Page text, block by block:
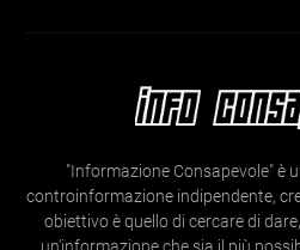
"Informazione Consapevole" è
controinformazione indipendente,
obiettivo è quello di cercare di